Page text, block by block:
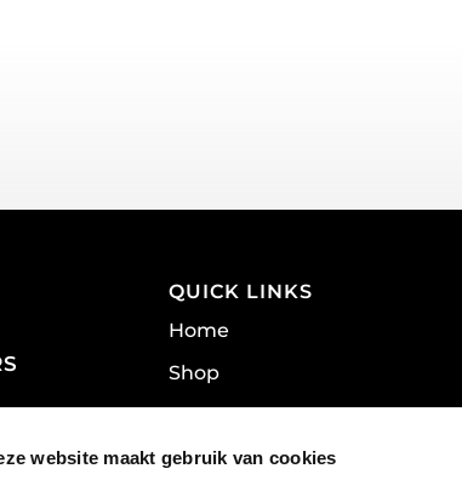
website maakt gebruik van cookies
QUICK LINKS
Home
Shop
Warranty
Privacy Policy